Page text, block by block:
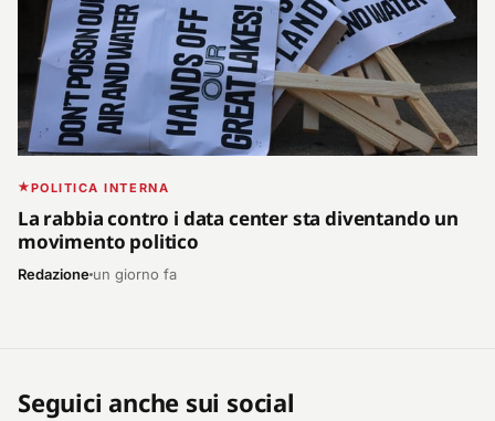
POLITICA INTERNA
La rabbia contro i data center sta diventando un
movimento politico
Redazione un giorno fa
Seguici anche sui social